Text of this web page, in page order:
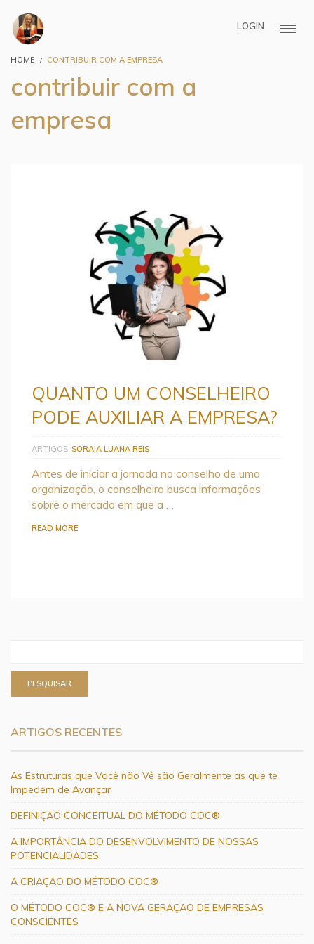
LOGIN
HOME CONTRIBUIR COM A EMPRESA
contribuir com a
empresa
QUANTO UM CONSELHEIRO
PODE AUXILIAR A EMPRESA?
ARTIGOS SORAIA LUANA REIS
Antes de iniciar a jornada no conselho de uma
organização, o conselheiro busca informações
sobre o mercado em que a …
READ MORE
ARTIGOS RECENTES
As Estruturas que Você não Vê são Geralmente as que te
Impedem de Avançar
DEFINIÇÃO CONCEITUAL DO MÉTODO COC®
A IMPORTÂNCIA DO DESENVOLVIMENTO DE NOSSAS
POTENCIALIDADES
A CRIAÇÃO DO MÉTODO COC®
O MÉTODO COC® E A NOVA GERAÇÃO DE EMPRESAS
CONSCIENTES